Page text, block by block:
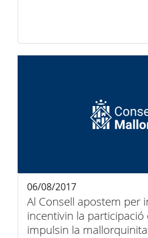
Al Consell apostem per
incentivin la
impulsin la
06/08/2017